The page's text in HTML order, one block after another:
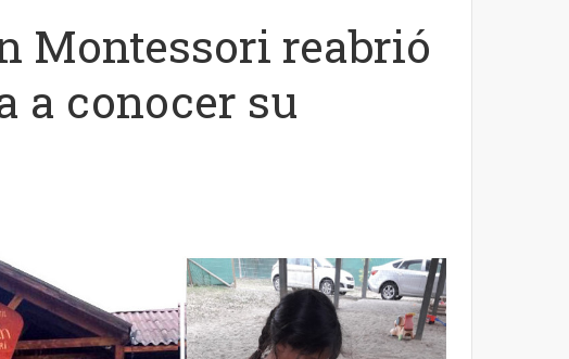
Montessori reabrió
a conocer su